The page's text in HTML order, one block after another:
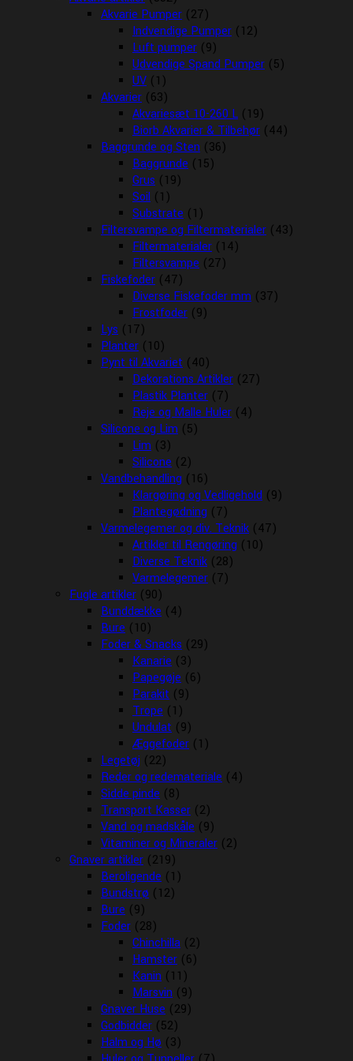
Akvarie Pumper (27)
Indvendige Pumper (12)
Luft pumper (9)
Udvendige Spand Pumper (5)
UV (1)
Akvarier (63)
Akvariesæt 10-260 L (19)
Biorb Akvarier & Tilbehør (44)
Baggrunde og Sten (36)
Baggrunde (15)
Grus (19)
Soil (1)
Substrate (1)
Filtersvampe og Filtermaterialer (43)
Filtermaterialer (14)
Filtersvampe (27)
Fiskefoder (47)
Diverse Fiskefoder mm (37)
Frostfoder (9)
Lys (17)
Planter (10)
Pynt til Akvariet (40)
Dekorations Artikler (27)
Plastik Planter (7)
Reje og Malle Huler (4)
Silicone og Lim (5)
Lim (3)
Silicone (2)
Vandbehandling (16)
Klargøring og Vedligehold (9)
Plantegødning (7)
Varmelegemer og div. Teknik (47)
Artikler til Rengøring (10)
Diverse Teknik (28)
Varmelegemer (7)
Fugle artikler (90)
Bunddække (4)
Bure (10)
Foder & Snacks (29)
Kanarie (3)
Papegøje (6)
Parakit (9)
Trope (1)
Undulat (9)
Æggefoder (1)
Legetøj (22)
Reder og redemateriale (4)
Sidde pinde (8)
Transport Kasser (2)
Vand og madskåle (9)
Vitaminer og Mineraler (2)
Gnaver artikler (219)
Beroligende (1)
Bundstrø (12)
Bure (9)
Foder (28)
Chinchilla (2)
Hamster (6)
Kanin (11)
Marsvin (9)
Gnaver Huse (29)
Godbidder (52)
Halm og Hø (3)